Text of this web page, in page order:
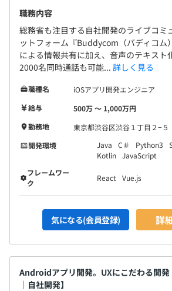
職務内容
総務省も注目する自社開発のライブコミ
ットフォーム『Buddycom（バディコム
による情報共有に加え、音声のテキスト
2000名同時通話も可能... 詳しく見る
職種名
iOSアプリ開発エンジニア
給与
500万 〜 1,000万円
勤務地
東京都渋谷区渋谷１丁目２−５
開発環境
Java C＃ Python3
Kotlin JavaScript
フレームワー
ク
React Vue.js
気になる(会員登録) 詳
Androidアプリ開発。UXにこだわる開発
｜自社開発】